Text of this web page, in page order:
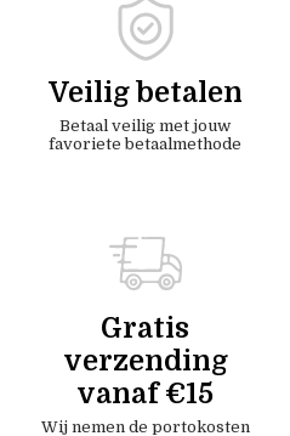
Veilig betalen
Betaal veilig met jouw
favoriete betaalmethode
Gratis
verzending
vanaf €15
Wij nemen de portokosten